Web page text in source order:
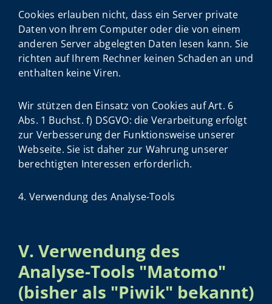
Cookies erlauben nicht, dass ein Server private
Daten von Ihrem Computer oder die von einem
anderen Server abgelegten Daten lesen kann. Sie
richten auf Ihrem Rechner keinen Schaden an und
enthalten keine Viren.
Wir stützen den Einsatz von Cookies auf Art. 6
Abs. 1 Buchst. f) DSGVO: die Verarbeitung erfolgt
zur Verbesserung der Funktionsweise unserer
Webseite. Sie ist daher zur Wahrung unserer
berechtigten Interessen erforderlich.
4. Verwendung des Analyse-Tools
V. Verwendung des
Analyse-Tools "Matomo"
(bisher als "Piwik" bekannt)